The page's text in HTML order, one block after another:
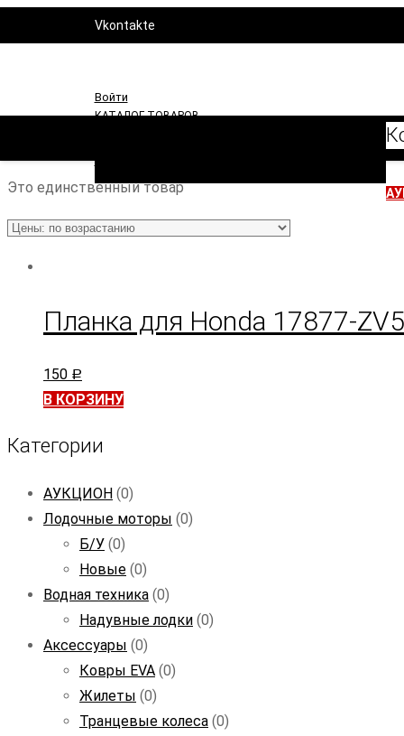
Vkontakte
Войти
КАТАЛОГ ТОВАРОВ
Моторы
Это единственный товар
Планка для Honda 17877-
150 Р
В КОРЗИНУ
Категории
АУКЦИОН (0)
Лодочные моторы (0)
Б/У (0)
Новые (0)
Водная техника (0)
Надувные лодки (0)
Аксессуары (0)
Ковры EVA (0)
Жилеты (0)
Транцевые колеса (0)